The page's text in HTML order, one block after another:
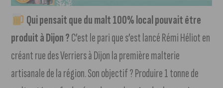
Qui pensait que du malt 100% local pouvait être
produit à Dijon ?C’est le pari que s’est lancé Rémi Héliot en
créant rue des Verriers à Dijon la première malterie
artisanale de la région. Son objectif ? Produire 1 tonne de